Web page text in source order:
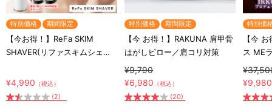
特別価格 期間限定
【今お得！】ReFa SKIM
SHAVER(リファスキムシェー
¥4,990 （税込）
(2)
特別価格 期間限定
【今 お得！】RAKUNA 肩甲骨
はがしピロー／肩コリ対策
¥9,790
¥6,980 （税込）
(20)
特別価
【今
ス ME
顔器
¥9,980